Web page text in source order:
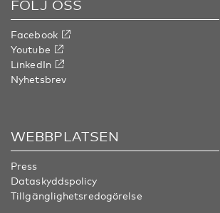
FÖLJ OSS
Facebook
Youtube
LinkedIn
Nyhetsbrev
WEBBPLATSEN
Press
Dataskyddspolicy
Tillgänglighetsredogörelse